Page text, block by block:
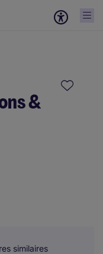
&
similaires